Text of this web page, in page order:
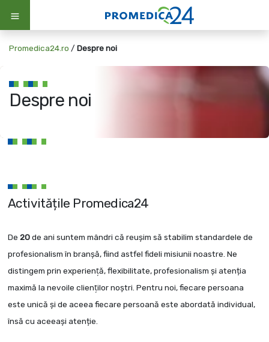
Promedica24.ro / Despre noi
Despre noi
Activitățile Promedica24
De 20de ani suntem mândri că reușim să stabilim standardele de
profesionalism în branşă, fiind astfel fideli misiunii noastre. Ne
distingem prin experienţă, flexibilitate, profesionalism şi atenția
maximă la nevoile clienţilor noştri. Pentru noi, fiecare persoana
este unică şi de aceea fiecare persoană este abordată individual,
însă cu aceeași atenție.